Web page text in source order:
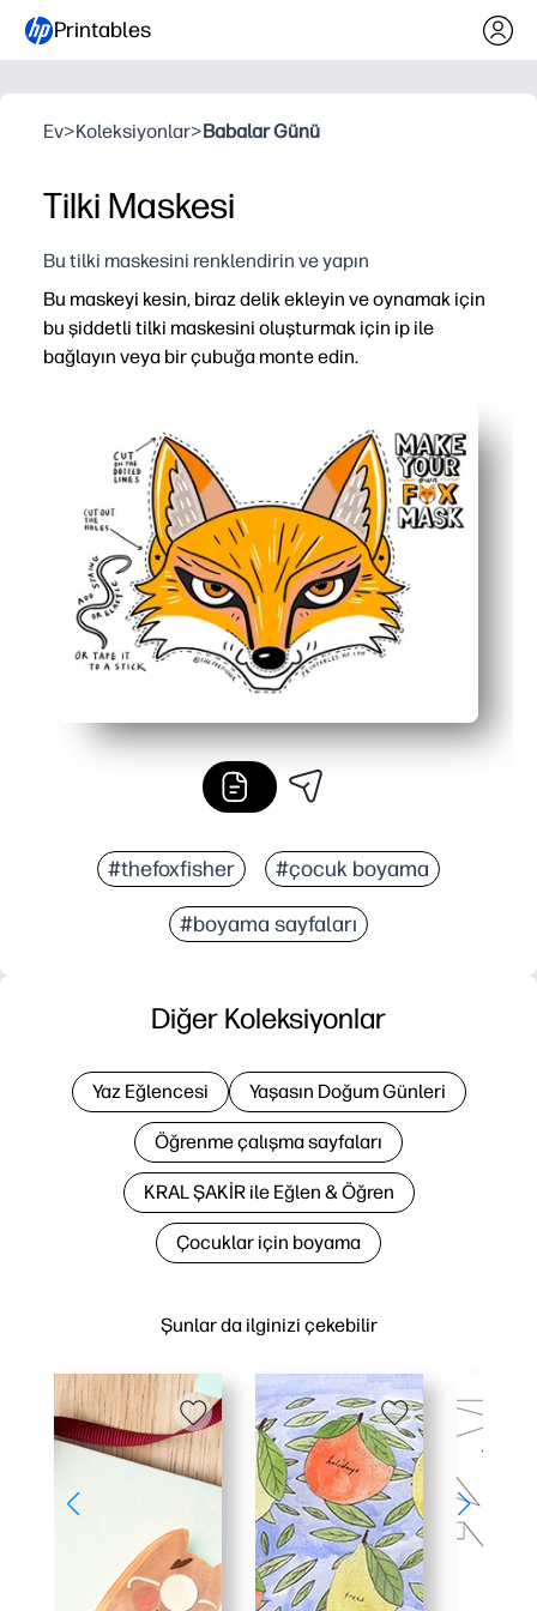
Printables
Ev>Koleksiyonlar>Babalar Günü
Tilki Maskesi
Bu tilki maskesini renklendirin ve yapın
Bu maskeyi kesin, biraz delik ekleyin ve oynamak için
bu şiddetli tilki maskesini oluşturmak için ip ile
bağlayın veya bir çubuğa monte edin.
Hayal gücünü harekete geçirir - çocuklarınız sahte
Kullanımı esnek - her yaş için ip ile takabilir veya bir
Hızlı, düzenli zanaat - karmaşık malzemeler
#thefoxfisher #çocuk boyama
#boyama sayfaları
Şunlar da ilginizi çekebilir
Diğer Koleksiyonlar
Yaz Eğlencesi Yaşasın Doğum Günleri
Öğrenme çalışma sayfaları
KRAL ŞAKİR ile Eğlen & Öğren
Çocuklar için boyama